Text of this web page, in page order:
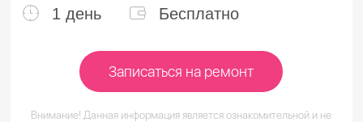
1 день Бесплатно
Записаться на ремонт
Внимание! Данная информация является ознакомительной и не